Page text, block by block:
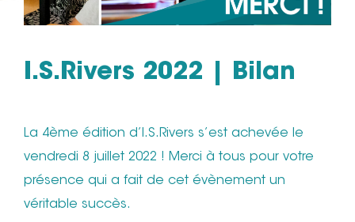
I.S.Rivers 2022 | Bilan
La 4ème édition d’I.S.Rivers s’est achevée le
vendredi 8 juillet 2022 ! Merci à tous pour votre
présence qui a fait de cet évènement un
véritable succès.